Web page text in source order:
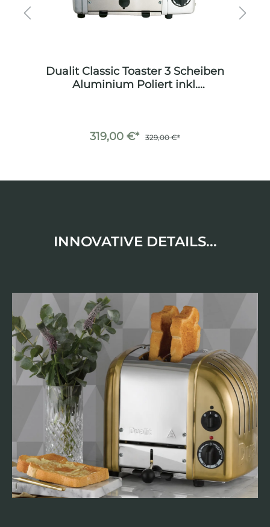
Dualit Classic Toaster 3 Scheiben
Aluminium Poliert inkl.
319,00 €* 329,00 €*
INNOVATIVE DETAILS...